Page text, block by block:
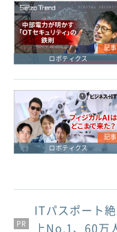
記事
ロボティクス
記事
ロボティクス
PR
PR
PR
ITパスポート
上No.1、60万